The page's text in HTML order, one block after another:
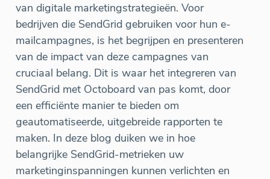
van digitale marketingstrategieën. Voor
bedrijven die SendGrid gebruiken voor hun e-
mailcampagnes, is het begrijpen en presenteren
van de impact van deze campagnes van
cruciaal belang. Dit is waar het integreren van
SendGrid met Octoboard van pas komt, door
een efficiënte manier te bieden om
geautomatiseerde, uitgebreide rapporten te
maken. In deze blog duiken we in hoe
belangrijke SendGrid-metrieken uw
marketinginspanningen kunnen verlichten en